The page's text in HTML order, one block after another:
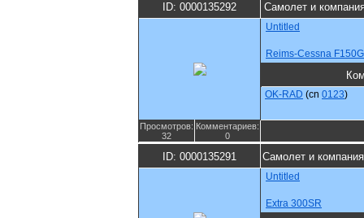
ID: 0000135292 Самолет и
Untitled
Reims-Cessna F150G
OK-RAD (cn 0123)
Просмотров:
32
Комментариев:
0
ID: 0000135291 Самолет и компания
Untitled
Extra 300SR